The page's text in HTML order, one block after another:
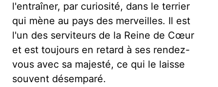
l'entraîner, par curiosité, dans le terrier
qui mène au pays des merveilles. Il est
l'un des serviteurs de la Reine de Cœur
et est toujours en retard à ses rendez-
vous avec sa majesté, ce qui le laisse
souvent désemparé.